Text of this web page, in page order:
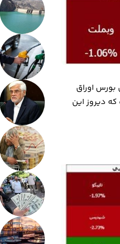
کل بورس اوراق
رسید. این در حالی است که دیروز این